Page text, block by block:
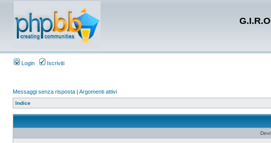
Login Iscriviti
Messaggi senza risposta | Argomenti attivi
Indice